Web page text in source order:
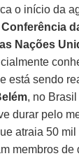
o início da
Conferência
Nações
está sendo
, no
durar pelo
atraia 50
membros de